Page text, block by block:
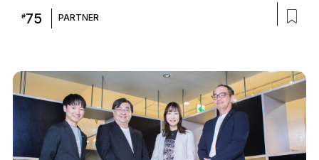
ェクト。それぞれの思いや目指す未来について、総務省の認定す
る「地域活性化起業人」として飯豊町ゼロカーボン推進プロジェ
田親祐氏、NTTドコモビジネスでカーボンクレジット事業を推進
する藤田航平に話を伺いました。
#75 PARTNER